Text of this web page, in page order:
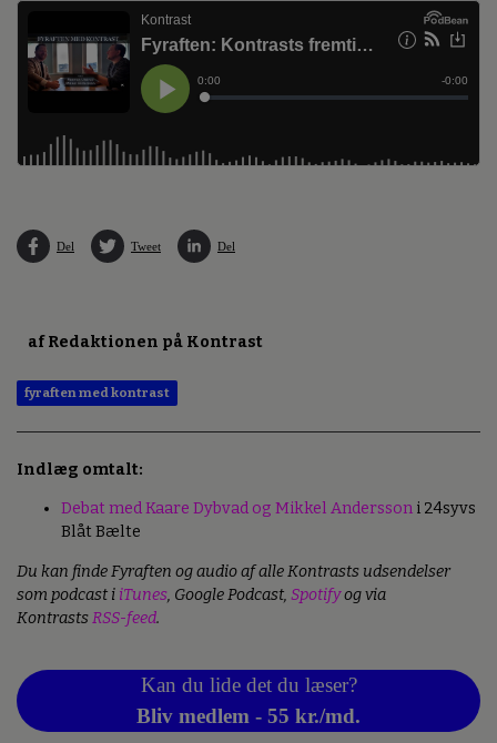
Del Tweet Del
af Redaktionen på Kontrast
fyraften med kontrast
Indlæg omtalt:
Debat med Kaare Dybvad og Mikkel Andersson i 24syvs
Blåt Bælte
Du kan finde Fyraften og audio af alle Kontrasts udsendelser
som podcast i iTunes, Google Podcast, Spotifyog via
KontrastsRSS-feed.
Kan du lide det du læser?
Bliv medlem - 55 kr./md.